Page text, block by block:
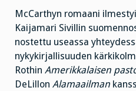
McCarthyn romaani
Kaijamari Sivillin
nostettu useassa
nykykirjallisuuden
Rothin Amerikkalaisen
DeLillon Alamaailman